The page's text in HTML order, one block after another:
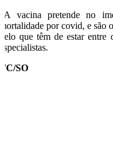
“A vacina pretende no
mortalidade por covid, e são
pelo que têm de estar entre
especialistas.
TC/SO